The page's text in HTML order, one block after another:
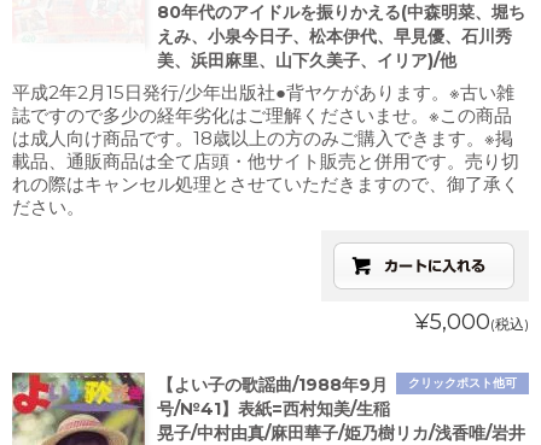
80年代のアイドルを振りかえる(中森明菜、堀ち
えみ、小泉今日子、松本伊代、早見優、石川秀
美、浜田麻里、山下久美子、イリア)/他
平成2年2月15日発行/少年出版社●背ヤケがあります。※古い雑
誌ですので多少の経年劣化はご理解くださいませ。※この商品
は成人向け商品です。18歳以上の方のみご購入できます。※掲
載品、通販商品は全て店頭・他サイト販売と併用です。売り切
れの際はキャンセル処理とさせていただきますので、御了承く
ださい。
¥5,000(税込)
クリックポスト他可
【よい子の歌謡曲/1988年9月
号/№41】表紙=西村知美/生稲
晃子/中村由真/麻田華子/姫乃樹リカ/浅香唯/岩井